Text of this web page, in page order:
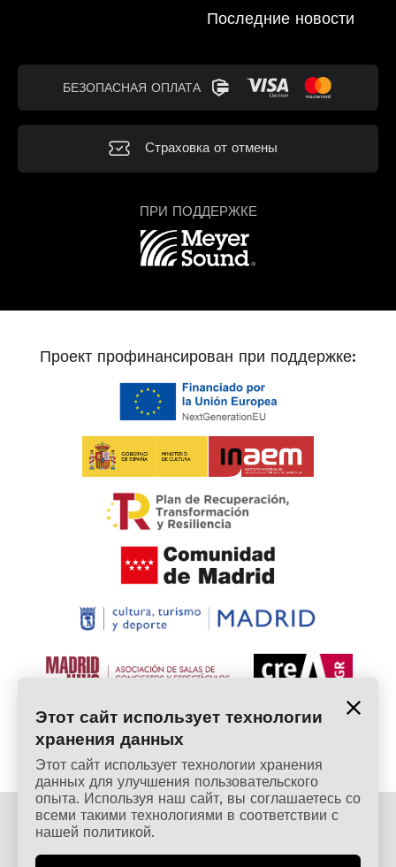
Последние новости
БЕЗОПАСНАЯ ОПЛАТА
Страховка от отмены
ПРИ ПОДДЕРЖКЕ
Проект профинансирован при поддержке:
© 2026 Cardamomo Flamenco Madrid - Все права
Этот сайт использует технологии
хранения данных
Этот сайт использует технологии хранения
данных для улучшения пользовательского
опыта. Используя наш сайт, вы соглашаетесь со
всеми такими технологиями в соответствии с
нашей политикой.